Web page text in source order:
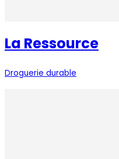
La Ressource
Droguerie durable